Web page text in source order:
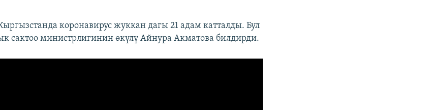
коронавирус жуккан дагы 21 адам катталды. Бул
сактоо министрлигинин өкүлү Айнура Акматова билдирди.